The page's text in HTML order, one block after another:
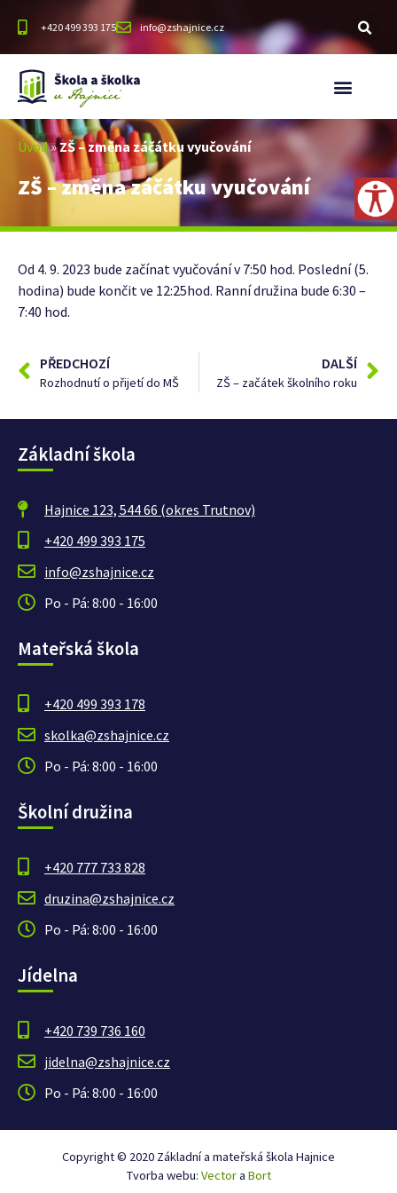
+420 499 393 175 info@zshajnice.cz
Úvod»ZŠ – změna záčátku vyučování
ZŠ – změna záčátku vyučování
Od 4. 9. 2023 bude začínat vyučování v 7:50 hod. Poslední (5.
hodina) bude končit ve 12:25hod. Ranní družina bude 6:30 –
7:40 hod.
PŘEDCHOZÍ
Rozhodnutí o přijetí do MŠ
DALŠÍ
ZŠ – začátek školního roku
Základní škola
Hajnice 123, 544 66 (okres Trutnov)
+420 499 393 175
info@zshajnice.cz
Po - Pá: 8:00 - 16:00
Mateřská škola
+420 499 393 178
skolka@zshajnice.cz
Po - Pá: 8:00 - 16:00
Školní družina
+420 777 733 828
druzina@zshajnice.cz
Po - Pá: 8:00 - 16:00
Jídelna
+420 739 736 160
jidelna@zshajnice.cz
Po - Pá: 8:00 - 16:00
Copyright © 2020 Základní a mateřská škola Hajnice
Tvorba webu: Vectora Bort